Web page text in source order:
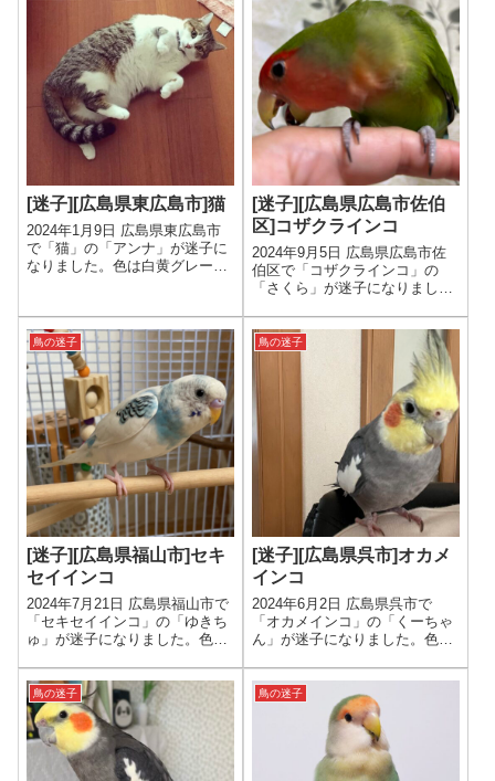
[迷子][広島県東広島市]猫
2024年1月9日 広島県東広島市
で「猫」の「アンナ」が迷子に
なりました。色は白黄グレー、
[迷子][広島県広島市佐伯
区]コザクラインコ
2024年9月5日 広島県広島市佐
伯区で「コザクラインコ」の
「さくら」が迷子になりまし
成鳥、性別は男の子です。
鳥の迷子
[迷子][広島県福山市]セキ
セイインコ
2024年7月21日 広島県福山市で
「セキセイインコ」の「ゆきち
ゅ」が迷子になりました。色は
は男の子です。
鳥の迷子
[迷子][広島県呉市]オカメ
インコ
2024年6月2日 広島県呉市で
「オカメインコ」の「くーちゃ
ん」が迷子になりました。色は
齢は1才、性別は男の子です。
鳥の迷子 鳥の迷子